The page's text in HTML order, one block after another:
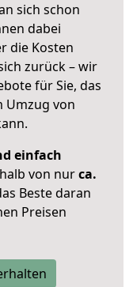
sich schon
dabei
die Kosten
zurück – wir
für Sie, das
Umzug von
einfach
von nurca.
Beste daran
Preisen